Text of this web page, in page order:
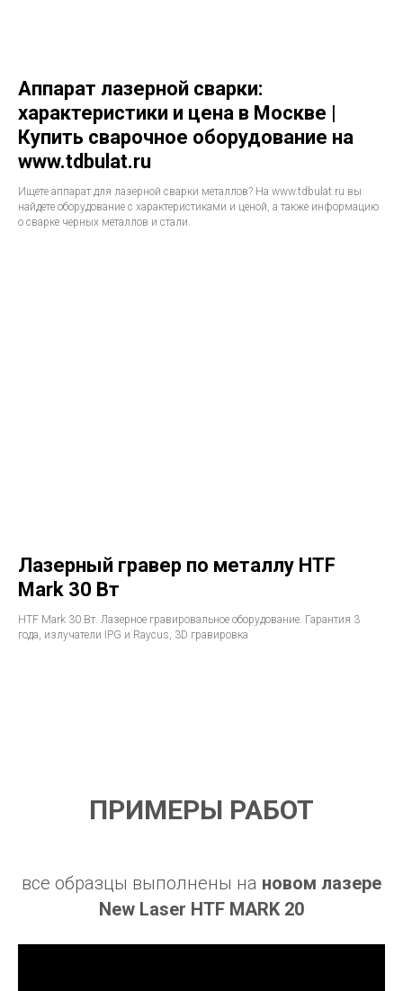
Аппарат лазерной сварки:
характеристики и цена в Москве |
Купить сварочное оборудование на
www.tdbulat.ru
Ищете аппарат для лазерной сварки металлов? На www.tdbulat.ru вы
найдете оборудование с характеристиками и ценой, а также информацию
о сварке черных металлов и стали.
Лазерный гравер по металлу HTF
Mark 30 Вт
HTF Mark 30 Вт. Лазерное гравировальное оборудование. Гарантия 3
года, излучатели IPG и Raycus, 3D гравировка
ПРИМЕРЫ РАБОТ
все образцы выполнены на новом лазере
New Laser HTF MARK 20